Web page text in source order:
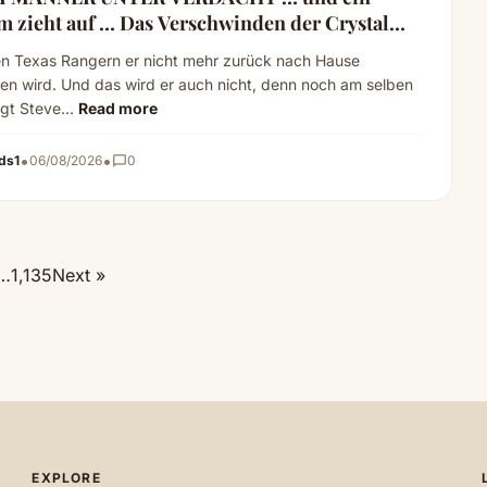
zieht auf … Das Verschwinden der Crystal
McDowell T – Part 2
Texas Rangern er nicht mehr zurück nach Hause
wird. Und das wird er auch nicht, denn noch am selben
Steve… Read more
•06/08/2026•chat_bubble_outline0
1,135Next »
EXPLORE